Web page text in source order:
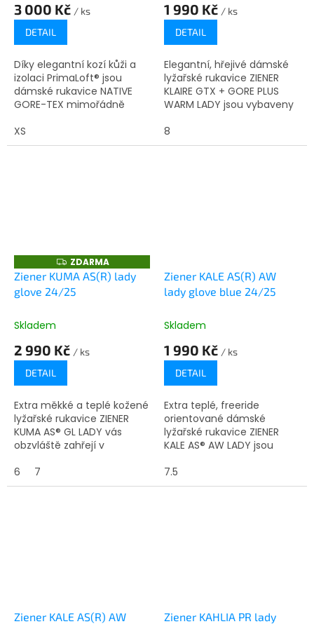
3 000 Kč / ks
DETAIL
Díky elegantní kozí kůži a
izolaci PrimaLoft® jsou
dámské rukavice NATIVE
GORE-TEX mimořádně
nyní i nepromokavé díky
vrstvě GORE-TEX, která...
XS
1 990 Kč / ks
DETAIL
Elegantní, hřejivé dámské
lyžařské rukavice ZIENER
KLAIRE GTX + GORE PLUS
WARM LADY jsou vybaveny
technologií Gore plus warm
a jsou tedy trvale
8
Z
D
A
R
ZDARMA
Ziener KUMA AS(R) lady
glove 24/25
Skladem
2 990 Kč / ks
DETAIL
Extra měkké a teplé kožené
lyžařské rukavice ZIENER
KUMA AS® GL LADY vás
obzvláště zahřejí v
sjezdovce díky hřejivé
fleecové podšívce a izolaci
6 7
Ziener KALE AS(R) AW
lady glove blue 24/25
Skladem
1 990 Kč / ks
DETAIL
Extra teplé, freeride
orientované dámské
lyžařské rukavice ZIENER
KALE AS® AW LADY jsou
větruodolnou membránou
ZIENER AQUASHIELD®, která
7.5
Ziener KALE AS(R) AW
Ziener KAHLIA PR lady